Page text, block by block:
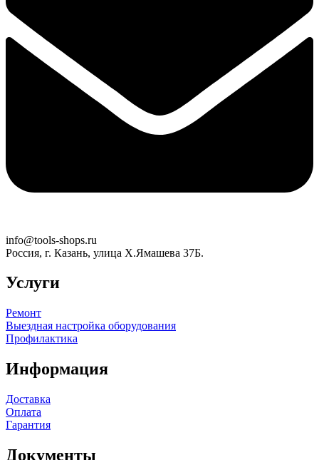
info@tools-shops.ru
Россия, г. Казань, улица Х.Ямашева 37Б.
Услуги
Ремонт
Выездная настройка оборудования
Профилактика
Информация
Доставка
Оплата
Гарантия
Документы